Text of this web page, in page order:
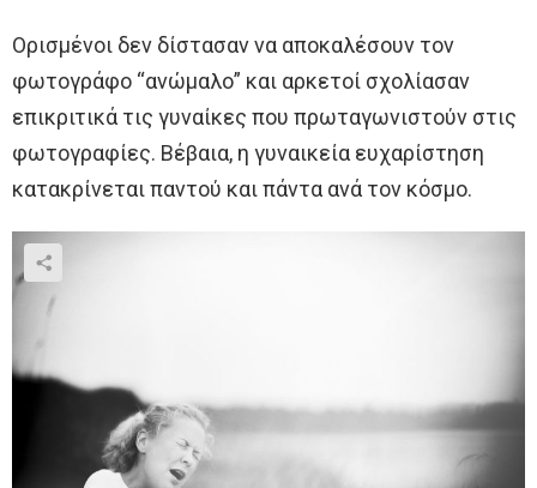
Ορισμένοι δεν δίστασαν να αποκαλέσουν τον
φωτογράφο “ανώμαλο” και αρκετοί σχολίασαν
επικριτικά τις γυναίκες που πρωταγωνιστούν στις
φωτογραφίες. Βέβαια, η γυναικεία ευχαρίστηση
κατακρίνεται παντού και πάντα ανά τον κόσμο.